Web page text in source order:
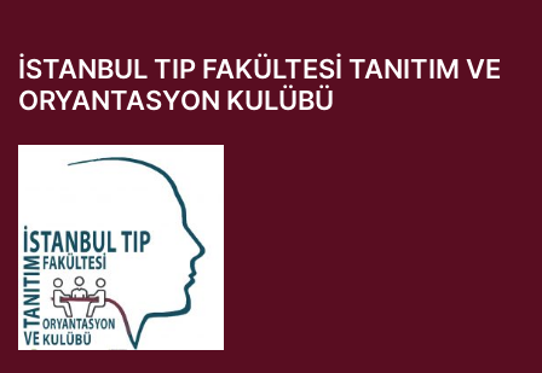
İSTANBUL TIP FAKÜLTESI TANITIM VE
ORYANTASYON KULÜBÜ